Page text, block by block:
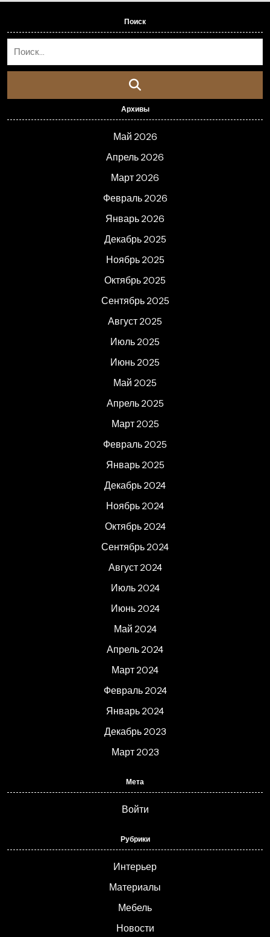
Поиск
Архивы
Май 2026
Апрель 2026
Март 2026
Февраль 2026
Январь 2026
Декабрь 2025
Ноябрь 2025
Октябрь 2025
Сентябрь 2025
Август 2025
Июль 2025
Июнь 2025
Май 2025
Апрель 2025
Март 2025
Февраль 2025
Январь 2025
Декабрь 2024
Ноябрь 2024
Октябрь 2024
Сентябрь 2024
Август 2024
Июль 2024
Июнь 2024
Май 2024
Апрель 2024
Март 2024
Февраль 2024
Январь 2024
Декабрь 2023
Март 2023
Мета
Войти
Рубрики
Интерьер
Материалы
Мебель
Новости